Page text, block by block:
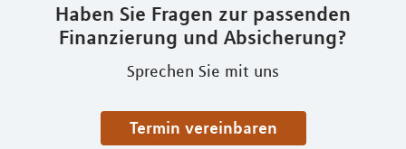
Haben Sie Fragen zur passenden
Finanzierung und Absicherung?
Sprechen Sie mit uns
Termin vereinbaren